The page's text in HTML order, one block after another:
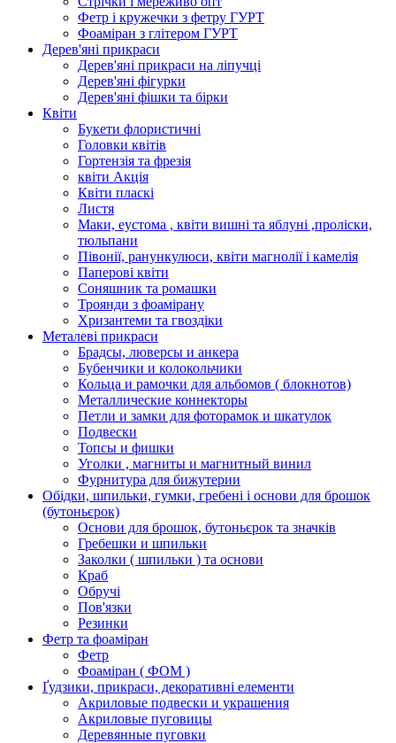
Фетр і кружечки з фетру ГУРТ
Фоаміран з глітером ГУРТ
Дерев'яні прикраси
Дерев'яні прикраси на ліпучці
Дерев'яні фігурки
Дерев'яні фішки та бірки
Квіти
Букети флористичні
Головки квітів
Гортензія та фрезія
квіти Акція
Квіти пласкі
Листя
Маки, еустома , квіти вишні та яблуні ,проліски,
тюльпани
Півонії, ранункулюси, квіти магнолії і камелія
Паперові квіти
Соняшник та ромашки
Троянди з фоамірану
Хризантеми та гвоздіки
Металеві прикраси
Брадсы, люверсы и анкера
Бубенчики и колокольчики
Кольца и рамочки для альбомов ( блокнотов)
Металлические коннекторы
Петли и замки для фоторамок и шкатулок
Подвески
Топсы и фишки
Уголки , магниты и магнитный винил
Фурнитура для бижутерии
Обідки, шпильки, гумки, гребені і основи для брошок
(бутоньєрок)
Основи для брошок, бутоньєрок та значків
Гребешки и шпильки
Заколки ( шпильки ) та основи
Краб
Обручі
Пов'язки
Резинки
Фетр та фоаміран
Фетр
Фоаміран ( ФОМ )
Ґудзики, прикраси, декоративні елементи
Акриловые подвески и украшения
Акриловые пуговицы
Деревянные пуговки